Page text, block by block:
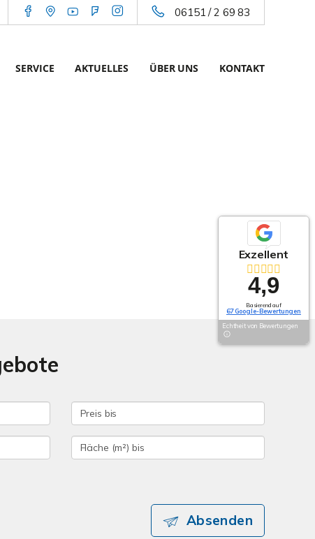
06151 / 2 69 83
SERVICE AKTUELLES ÜBER UNS KONTAKT
Absenden
Exzellent
4,9
Basierend auf
67 Google-Bewertungen
Echtheit von Bewertungen